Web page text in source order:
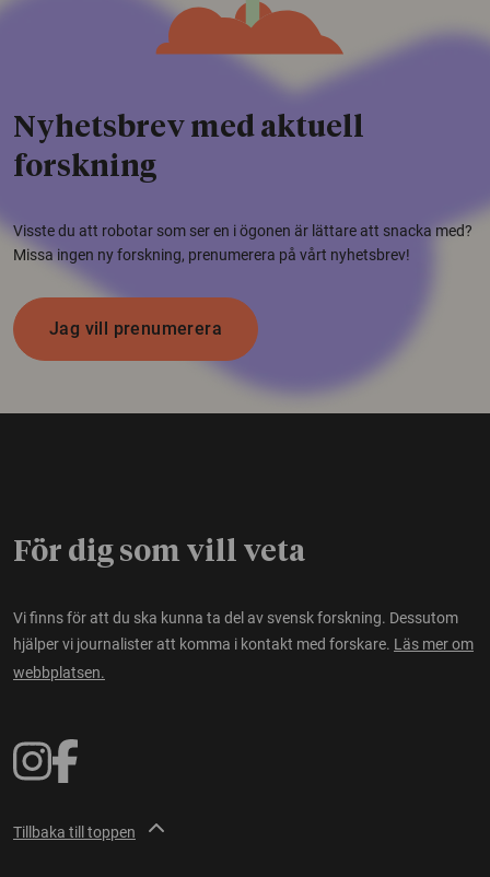
Nyhetsbrev med aktuell
forskning
Visste du att robotar som ser en i ögonen är lättare att snacka med?
Missa ingen ny forskning, prenumerera på vårt nyhetsbrev!
Jag vill prenumerera
För dig som vill veta
Vi finns för att du ska kunna ta del av svensk forskning. Dessutom
hjälper vi journalister att komma i kontakt med forskare. Läs mer om
webbplatsen.
Tillbaka till toppen